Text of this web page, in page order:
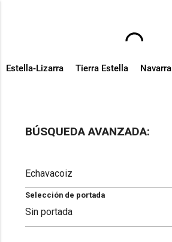
Estella-Lizarra Tierra Estella Navarra
BÚSQUEDA AVANZADA:
Selección de portada